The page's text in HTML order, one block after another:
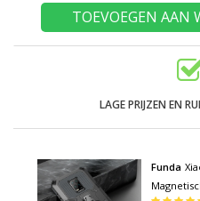
TOEVOEGEN AAN
LAGE PRIJZEN EN
Funda